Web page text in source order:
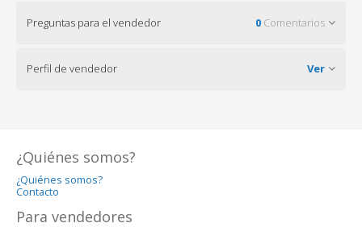
Preguntas para el vendedor 0 Comentarios
Perfil de vendedor Ver
¿Quiénes somos?
¿Quiénes somos?
Contacto
Para vendedores